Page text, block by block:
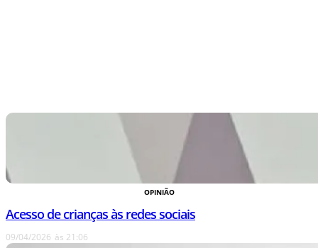
OPINIÃO
Acesso de crianças às redes sociais
09/04/2026 às 21:06